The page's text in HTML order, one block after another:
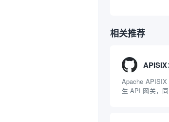
相关推荐
Apache
生 API 网关，